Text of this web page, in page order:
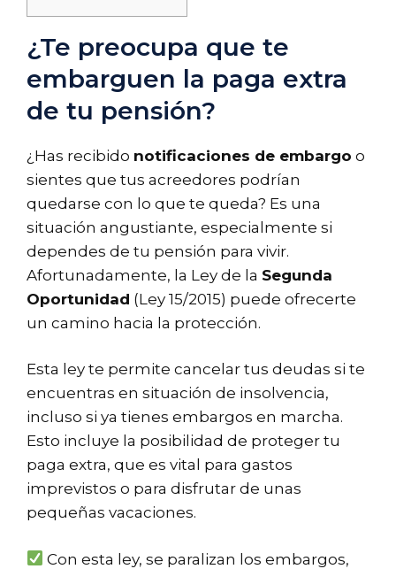
¿Te preocupa que te
embarguen la paga extra
de tu pensión?
¿Has recibido notificaciones de embargo o
sientes que tus acreedores podrían
quedarse con lo que te queda? Es una
situación angustiante, especialmente si
dependes de tu pensión para vivir.
Afortunadamente, la Ley de la Segunda
Oportunidad (Ley 15/2015) puede ofrecerte
un camino hacia la protección.
Esta ley te permite cancelar tus deudas si te
encuentras en situación de insolvencia,
incluso si ya tienes embargos en marcha.
Esto incluye la posibilidad de proteger tu
paga extra, que es vital para gastos
imprevistos o para disfrutar de unas
pequeñas vacaciones.
Con esta ley, se paralizan los embargos,